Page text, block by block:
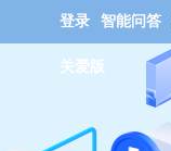
登录 智能问答
关爱版